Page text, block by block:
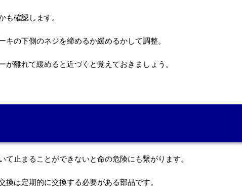
も確認します。
キの下側のネジを締めるか緩めるかして調整。
が離れて緩めると近づくと覚えておきましょう。
て止まることができないと命の危険にも繋がります。
換は定期的に交換する必要がある部品です。